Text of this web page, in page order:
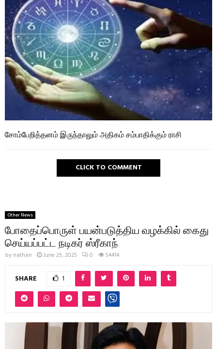
சோம்பேறித்தனம் இருந்தாலும் அதிகம் சம்பாதிக்கும் ராசி
CLICK TO COMMENT
Other News
போதைப்பொருள் பயன்படுத்திய வழக்கில் கைது
செய்யப்பட்ட நடிகர் ஸ்ரீகாந்
by nathan June 25, 2025 0 54414
SHARE 1